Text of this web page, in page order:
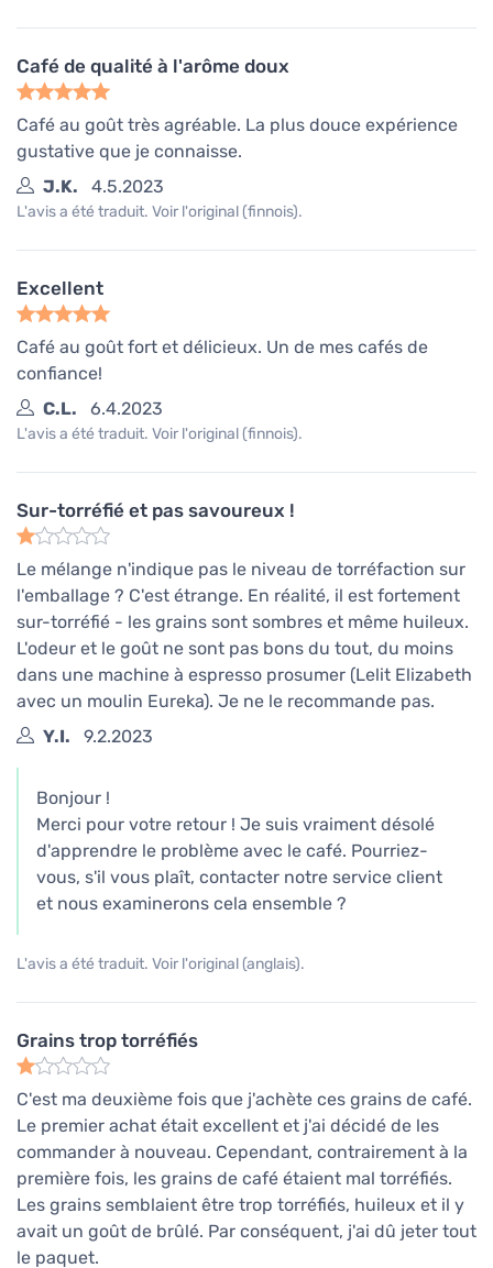
Café de qualité à l'arôme doux
Café au goût très agréable. La plus douce expérience
gustative que je connaisse.
J.K.
4.5.2023
L'avis a été traduit. Voir l'original (finnois).
Excellent
Café au goût fort et délicieux. Un de mes cafés de
confiance!
C.L.
6.4.2023
L'avis a été traduit. Voir l'original (finnois).
Sur-torréfié et pas savoureux !
Le mélange n'indique pas le niveau de torréfaction sur
l'emballage ? C'est étrange. En réalité, il est fortement
sur-torréfié - les grains sont sombres et même huileux.
L'odeur et le goût ne sont pas bons du tout, du moins
dans une machine à espresso prosumer (Lelit Elizabeth
avec un moulin Eureka). Je ne le recommande pas.
Y.I.
9.2.2023
Bonjour !
Merci pour votre retour ! Je suis vraiment désolé
d'apprendre le problème avec le café. Pourriez-
vous, s'il vous plaît, contacter notre service client
et nous examinerons cela ensemble ?
L'avis a été traduit. Voir l'original (anglais).
Grains trop torréfiés
C'est ma deuxième fois que j'achète ces grains de café.
Le premier achat était excellent et j'ai décidé de les
commander à nouveau. Cependant, contrairement à la
première fois, les grains de café étaient mal torréfiés.
Les grains semblaient être trop torréfiés, huileux et il y
avait un goût de brûlé. Par conséquent, j'ai dû jeter tout
le paquet.